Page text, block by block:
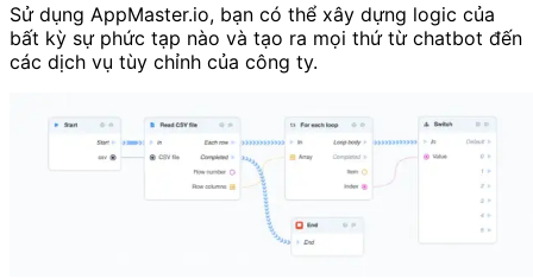
Sử dụng AppMaster.io, bạn có thể xây dựng logic của
bất kỳ sự phức tạp nào và tạo ra mọi thứ từ chatbot đến
các dịch vụ tùy chỉnh của công ty.